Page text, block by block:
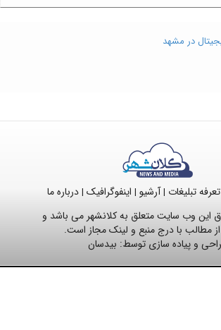
در مشهد
تعرفه تبلیغات |آرشیو | اینفوگرافیک |درباره ما
این وب سایت متعلق به کلانشهر می باشد و
از مطالب با درج منبع و لینک مجاز است.
و پیاده سازی توسط: بیدسان